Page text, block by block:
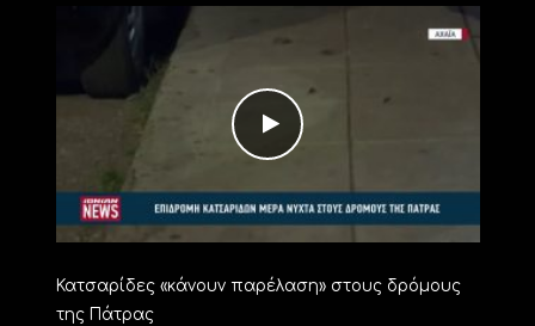
Κατσαρίδες «κάνουν παρέλαση» στους δρόμους
της Πάτρας